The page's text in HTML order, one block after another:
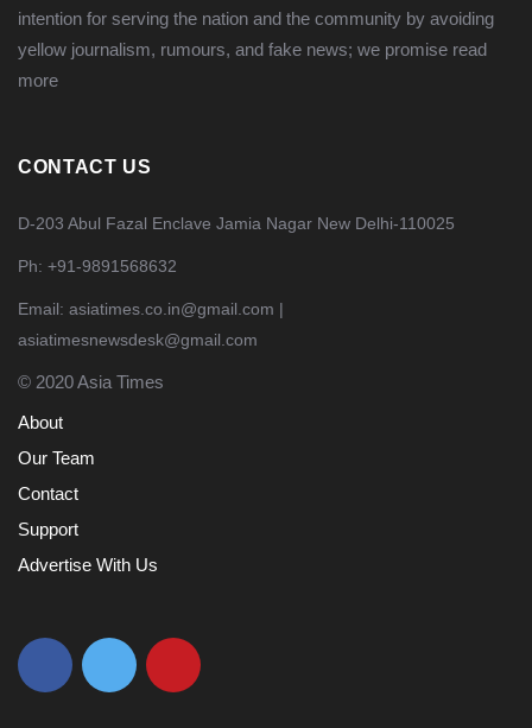
intention for serving the nation and the community by avoiding
yellow journalism, rumours, and fake news; we promise read
more
CONTACT US
D-203 Abul Fazal Enclave Jamia Nagar New Delhi-110025
Ph: +91-9891568632
Email: asiatimes.co.in@gmail.com |
asiatimesnewsdesk@gmail.com
© 2020 Asia Times
About
Our Team
Contact
Support
Advertise With Us